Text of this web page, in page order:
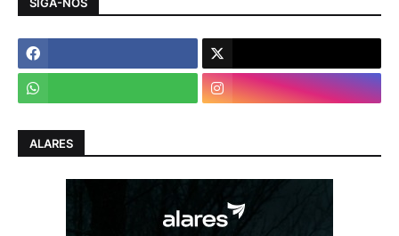
ALARES